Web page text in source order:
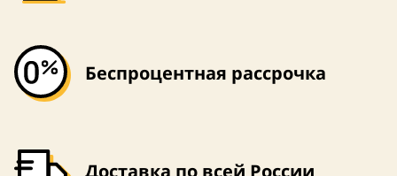
Беспроцентная рассрочка
Доставка по всей России